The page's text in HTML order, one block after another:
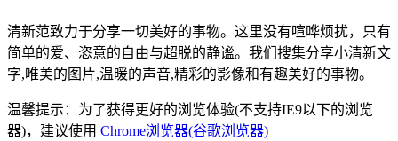
清新范致力于分享一切美好的事物。这里没有喧哗烦扰，只有
简单的爱、恣意的自由与超脱的静谧。我们搜集分享小清新文
字,唯美的图片,温暖的声音,精彩的影像和有趣美好的事物。
温馨提示：为了获得更好的浏览体验(不支持IE9以下的浏览
器)，建议使用 Chrome浏览器(谷歌浏览器)